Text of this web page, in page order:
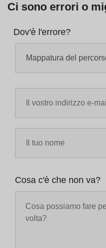
Ci sono errori o
Dov'è l'errore?
Cosa c'è che non va?